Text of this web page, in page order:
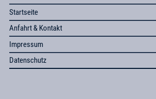
Startseite
Anfahrt & Kontakt
Impressum
Datenschutz